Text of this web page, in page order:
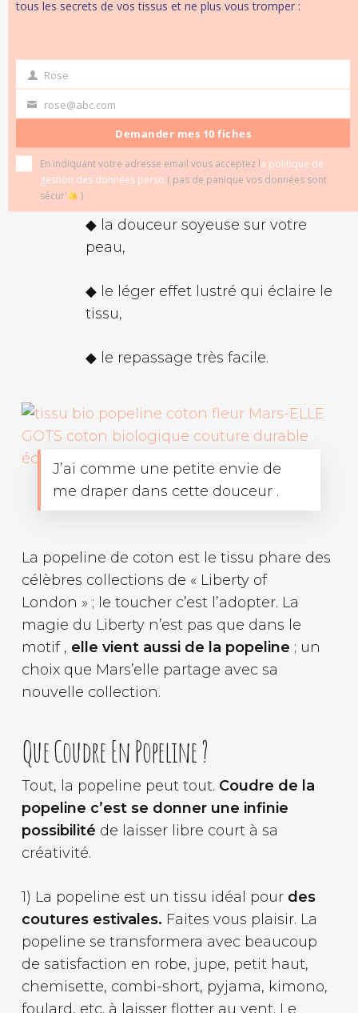
clairs et pastels sous le soleil du
soir,
◆ la fluiditémagique alliée à une
belle tenue en forme,
◆ la douceur soyeuse sur votre
peau,
◆ le léger effet lustré qui éclaire le
tissu,
◆ le repassage très facile.
J’ai comme une petite envie de
me draper dans cette douceur .
La popeline de coton est le tissu phare des
célèbres collections de « Liberty of
London » ; le toucher c’est l’adopter. La
magie du Liberty n’est pas que dans le
motif , elle vient aussi de la popeline ; un
choix que Mars’elle partage avec sa
nouvelle collection.
Que Coudre En Popeline ?
Tout, la popeline peut tout. Coudre de la
popeline c’est se donner une infinie
possibilité de laisser libre court à sa
créativité.
1) La popeline est un tissu idéal pour des
coutures estivales. Faites vous plaisir. La
popeline se transformera avec beaucoup
de satisfaction en robe, jupe, petit haut,
chemisette, combi-short, pyjama, kimono,
foulard, etc. à laisser flotter au vent. Le
tous les secrets de vos tissus et ne plus vous tromper :
first
name
Rose
Your
email
rose@abc.com
Demander mes 10 fiches
En indiquant votre adresse email vous acceptez la politique de
gestion des données perso ( pas de panique vos données sont
sécur'
)